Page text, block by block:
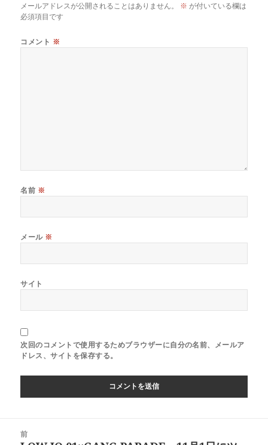
メールアドレスが公開されることはありません。 ※ が付いている欄は
必須項目です
コメント ※
名前 ※
メール ※
サイト
次回のコメントで使用するためブラウザーに自分の名前、メールア
ドレス、サイトを保存する。
前